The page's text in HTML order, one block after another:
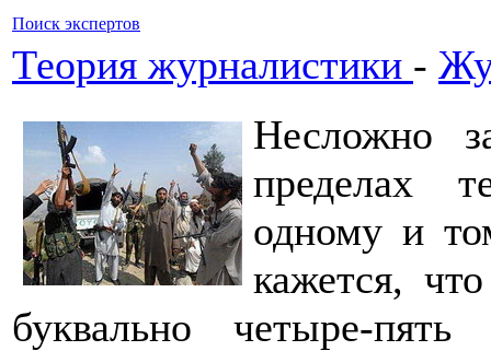
Поиск экспертов
Теория журналистики -
Несложно
пределах
одному и
кажется,
буквально четыре-